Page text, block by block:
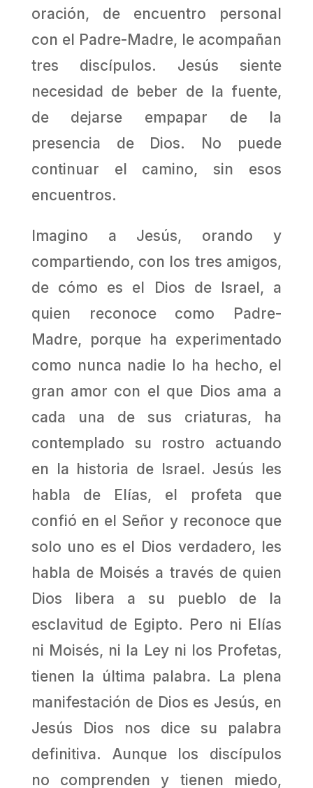
oración, de encuentro personal
con el Padre-Madre, le acompañan
tres discípulos. Jesús siente
necesidad de beber de la fuente,
de dejarse empapar de la
presencia de Dios. No puede
continuar el camino, sin esos
encuentros.
Imagino a Jesús, orando y
compartiendo, con los tres amigos,
de cómo es el Dios de Israel, a
quien reconoce como Padre-
Madre, porque ha experimentado
como nunca nadie lo ha hecho, el
gran amor con el que Dios ama a
cada una de sus criaturas, ha
contemplado su rostro actuando
en la historia de Israel. Jesús les
habla de Elías, el profeta que
confió en el Señor y reconoce que
solo uno es el Dios verdadero, les
habla de Moisés a través de quien
Dios libera a su pueblo de la
esclavitud de Egipto. Pero ni Elías
ni Moisés, ni la Ley ni los Profetas,
tienen la última palabra. La plena
manifestación de Dios es Jesús, en
Jesús Dios nos dice su palabra
definitiva. Aunque los discípulos
no comprenden y tienen miedo,